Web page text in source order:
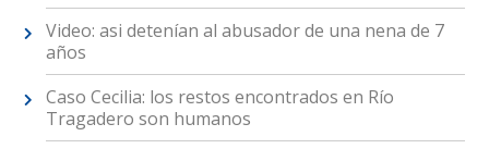
Video: asi detenían al abusador de una nena de 7
años
Caso Cecilia: los restos encontrados en Río
Tragadero son humanos